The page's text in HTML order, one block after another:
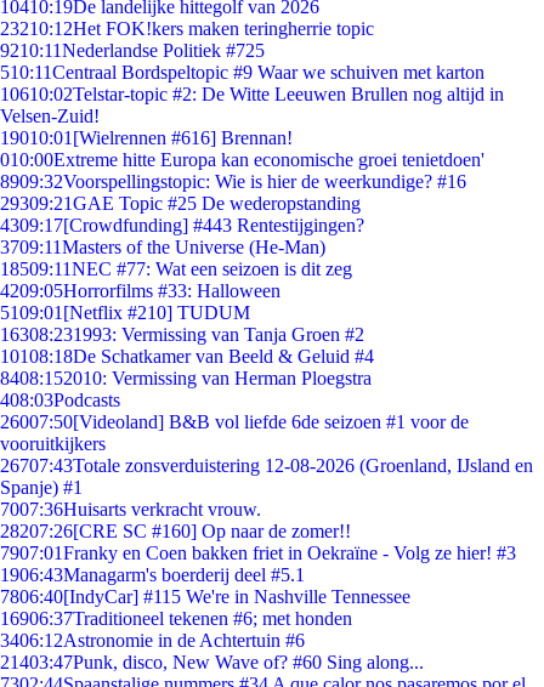
10410:19De landelijke hittegolf van 2026
23210:12Het FOK!kers maken teringherrie topic
9210:11Nederlandse Politiek #725
510:11Centraal Bordspeltopic #9 Waar we schuiven met karton
10610:02Telstar-topic #2: De Witte Leeuwen Brullen nog altijd in
Velsen-Zuid!
19010:01 [Wielrennen #616] Brennan!
010:00Extreme hitte Europa kan economische groei tenietdoen'
8909:32Voorspellingstopic: Wie is hier de weerkundige? #16
29309:21GAE Topic #25 De wederopstanding
4309:17[Crowdfunding] #443 Rentestijgingen?
3709:11Masters of the Universe (He-Man)
18509:11NEC #77: Wat een seizoen is dit zeg
4209:05Horrorfilms #33: Halloween
5109:01 [Netflix #210] TUDUM
16308:231993: Vermissing van Tanja Groen #2
10108:18De Schatkamer van Beeld & Geluid #4
8408:152010: Vermissing van Herman Ploegstra
408:03Podcasts
26007:50[Videoland] B&B vol liefde 6de seizoen #1 voor de
vooruitkijkers
26707:43Totale zonsverduistering 12-08-2026 (Groenland, IJsland en
Spanje) #1
7007:36Huisarts verkracht vrouw.
28207:26[CRE SC #160] Op naar de zomer!!
7907:01Franky en Coen bakken friet in Oekraïne - Volg ze hier! #3
1906:43Managarm's boerderij deel #5.1
7806:40[IndyCar] #115 We're in Nashville Tennessee
16906:37Traditioneel tekenen #6; met honden
3406:12Astronomie in de Achtertuin #6
21403:47Punk, disco, New Wave of? #60 Sing along...